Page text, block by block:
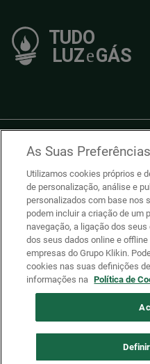
Luz
Gás
Blog
© TudoLuzeGás, 2025.
As Suas
Utilizamos cookies próprios e
de personalização, análise e
personalizados com base nos
podem incluir a criação de um
navegação, a ligação dos
dos seus dados online e
empresas do Grupo Klikin.
cookies nas suas definições
informações na Política de